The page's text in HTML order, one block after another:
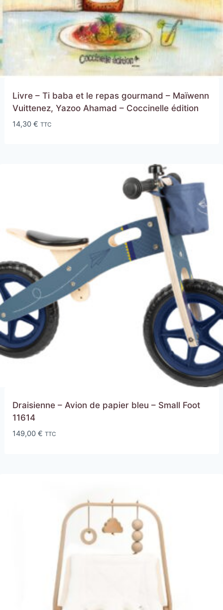
Livre – Ti baba et le repas gourmand – Maïwenn
Vuittenez, Yazoo Ahamad – Coccinelle édition
14,30 € TTC
Draisienne – Avion de papier bleu – Small Foot
11614
149,00 € TTC